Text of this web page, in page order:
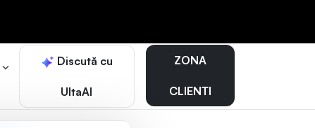
Discută cu
UltaAI
ZONA
CLIENTI